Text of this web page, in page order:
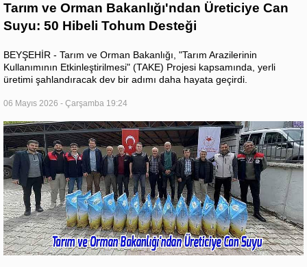
Tarım ve Orman Bakanlığı'ndan Üreticiye Can
Suyu: 50 Hibeli Tohum Desteği
BEYŞEHİR - Tarım ve Orman Bakanlığı, "Tarım Arazilerinin
Kullanımının Etkinleştirilmesi" (TAKE) Projesi kapsamında, yerli
üretimi şahlandıracak dev bir adımı daha hayata geçirdi.
06 Mayıs 2026 - Çarşamba 19:24